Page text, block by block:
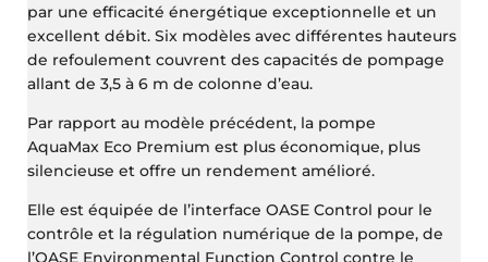
par une efficacité énergétique exceptionnelle et un
excellent débit. Six modèles avec différentes hauteurs
de refoulement couvrent des capacités de pompage
allant de 3,5 à 6 m de colonne d’eau.
Par rapport au modèle précédent, la pompe
AquaMax Eco Premium est plus économique, plus
silencieuse et offre un rendement amélioré.
Elle est équipée de l’interface OASE Control pour le
contrôle et la régulation numérique de la pompe, de
l’OASE Environmental Function Control contre le